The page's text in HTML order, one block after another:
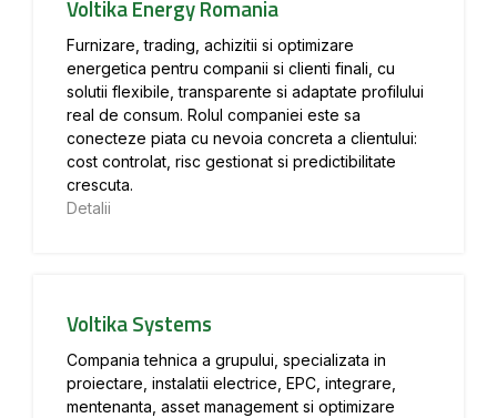
Voltika Energy Romania
Furnizare, trading, achizitii si optimizare
energetica pentru companii si clienti finali, cu
solutii flexibile, transparente si adaptate profilului
real de consum. Rolul companiei este sa
conecteze piata cu nevoia concreta a clientului:
cost controlat, risc gestionat si predictibilitate
crescuta.
Detalii
Voltika Systems
Compania tehnica a grupului, specializata in
proiectare, instalatii electrice, EPC, integrare,
mentenanta, asset management si optimizare